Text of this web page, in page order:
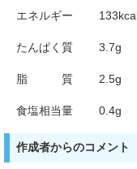
エネルギー 133kcal
たんぱく質 3.7g
脂 質 2.5g
食塩相当量 0.4g
作成者からのコメント